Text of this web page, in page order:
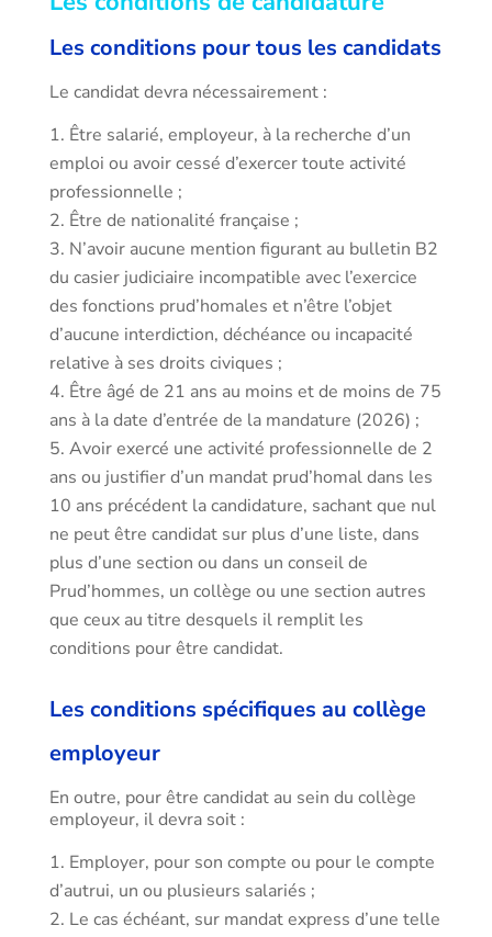
Les conditions pour tous les candidats
Le candidat devra nécessairement :
Être salarié, employeur, à la recherche d’un
emploi ou avoir cessé d’exercer toute activité
professionnelle ;
Être de nationalité française ;
N’avoir aucune mention figurant au bulletin B2
du casier judiciaire incompatible avec l’exercice
des fonctions prud’homales et n’être l’objet
d’aucune interdiction, déchéance ou incapacité
relative à ses droits civiques ;
Être âgé de 21 ans au moins et de moins de 75
ans à la date d’entrée de la mandature (2026) ;
Avoir exercé une activité professionnelle de 2
ans ou justifier d’un mandat prud’homal dans les
10 ans précédent la candidature, sachant que nul
ne peut être candidat sur plus d’une liste, dans
plus d’une section ou dans un conseil de
Prud’hommes, un collège ou une section autres
que ceux au titre desquels il remplit les
conditions pour être candidat.
Les conditions spécifiques au collège
employeur
En outre, pour être candidat au sein du collège
employeur, il devra soit :
Employer, pour son compte ou pour le compte
d’autrui, un ou plusieurs salariés ;
Le cas échéant, sur mandat express d’une telle